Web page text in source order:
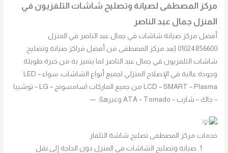
مركز المصطفى لصيانة وتصليح شاشات التلفزيون في
المنزل جمال عبد الناصر
أفضل مركز صيانة شاشات في جمال عبد الناصر في المنزل
01024856600 يُعد مركز المصطفى من أفضل مراكز صيانة وتصليح
شاشات التلفزيون في جمال عبد الناصر لما يتميز به من خبرة طويلة
وجودة عالية في الإصلاح المنزلي لجميع أنواع الشاشات، سواء LED –
LCD – SMART – Plasma من جميع الماركات (سامسونج – LG – توشيبا
– جاك – شارب – ATA – Tornado وغيرها). —
خدمات مركز المصطفى تصليح شاشة التلفاز
صيانة وتصليح الشاشات في المنزل دون الحاجة إلى نقل